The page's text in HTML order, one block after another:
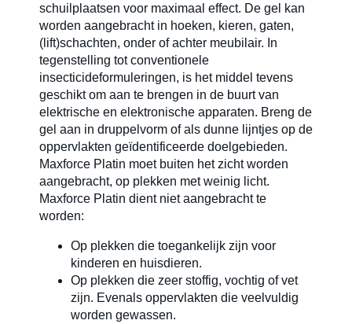
schuilplaatsen voor maximaal effect. De gel kan
worden aangebracht in hoeken, kieren, gaten,
(lift)schachten, onder of achter meubilair. In
tegenstelling tot conventionele
insecticideformuleringen, is het middel tevens
geschikt om aan te brengen in de buurt van
elektrische en elektronische apparaten. Breng de
gel aan in druppelvorm of als dunne lijntjes op de
oppervlakten geïdentificeerde doelgebieden.
Maxforce Platin moet buiten het zicht worden
aangebracht, op plekken met weinig licht.
Maxforce Platin dient niet aangebracht te
worden:
Op plekken die toegankelijk zijn voor
kinderen en huisdieren.
Op plekken die zeer stoffig, vochtig of vet
zijn. Evenals oppervlakten die veelvuldig
worden gewassen.